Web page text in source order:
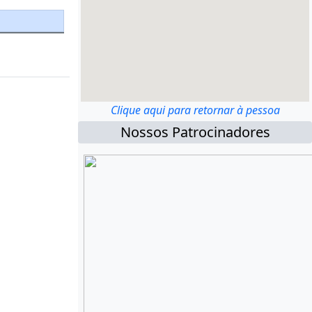
Clique aqui para retornar à pessoa
Nossos Patrocinadores